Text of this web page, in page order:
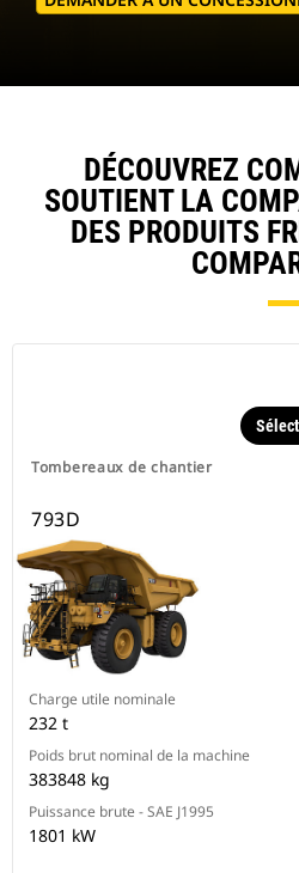
DÉCOUVREZ
SOUTIENT LA
DES PRODUITS
Tombereaux de chantier
793D
Charge utile nominale
232 t
Poids brut nominal de la machine
383848 kg
Puissance brute - SAE J1995
1801 kW